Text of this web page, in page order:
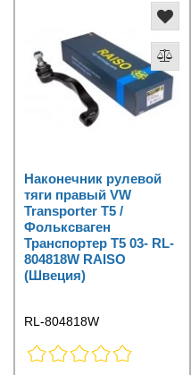
Наконечник рулевой
тяги правый VW
Transporter T5 /
Фольксваген
Транспортер Т5 03- RL-
804818W RAISO
(Швеция)
RL-804818W